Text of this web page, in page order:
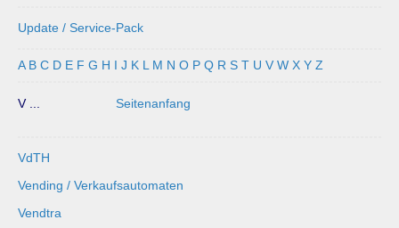
Update / Service-Pack
A B C D E F G H I J K L M N O P Q R S T U V W X Y Z
V ... Seitenanfang
VdTH
Vending / Verkaufsautomaten
Vendtra